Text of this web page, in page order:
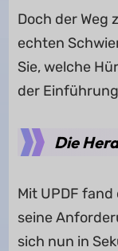
Doch der Weg
echten
Sie, welche
der
Die
Mit UPDF
seine
sich nun in